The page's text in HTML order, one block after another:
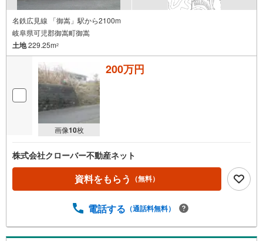
名鉄広見線 「御嵩」駅から2100m
岐阜県可児郡御嵩町御嵩
土地229.25m2
画像10枚
200万円
株式会社クローバー不動産ネット
資料をもらう （無料）
電話する （通話料無料）